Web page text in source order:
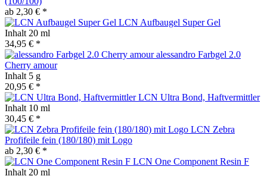
ab 2,30 € *
LCN Aufbaugel Super Gel
Inhalt 20 ml
34,95 € *
alessandro Farbgel 2.0
Cherry amour
Inhalt 5 g
20,95 € *
LCN Ultra Bond, Haftvermittler
Inhalt 10 ml
30,45 € *
LCN Zebra
Profifeile fein (180/180) mit Logo
ab 2,30 € *
LCN One Component Resin F
Inhalt 20 ml